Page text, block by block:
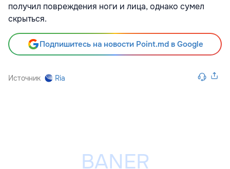
получил повреждения ноги и лица, однако сумел
скрыться.
Подпишитесь на новости Point.md в Google
Источник Ria